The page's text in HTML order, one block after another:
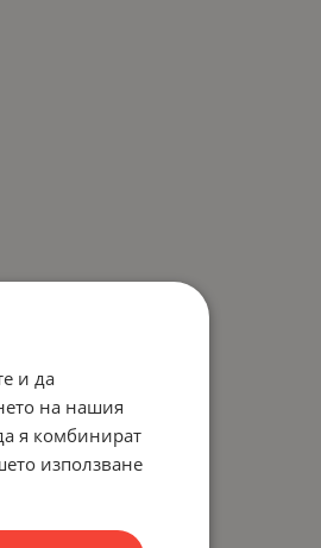
и да
на нашия
я комбинират
използване